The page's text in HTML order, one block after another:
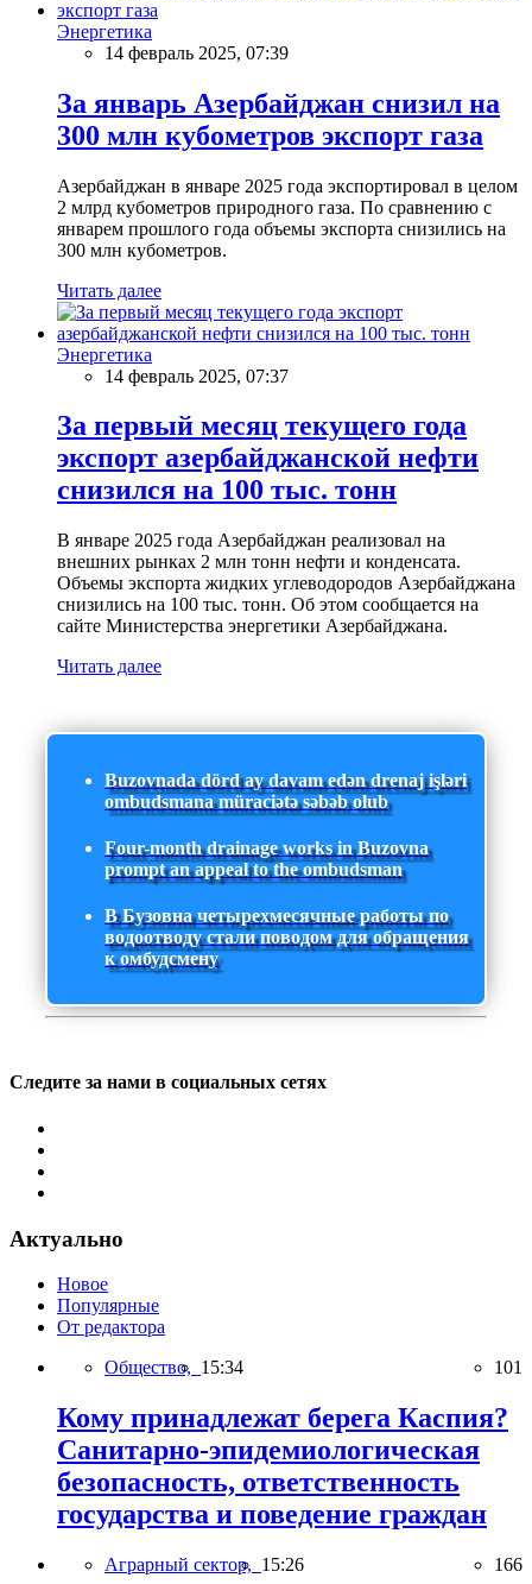
Энергетика
14 февраль 2025, 07:39
За январь Азербайджан снизил на
300 млн кубометров экспорт газа
Азербайджан в январе 2025 года экспортировал в целом
2 млрд кубометров природного газа. По сравнению с
январем прошлого года объемы экспорта снизились на
300 млн кубометров.
Читать далее
Энергетика
14 февраль 2025, 07:37
За первый месяц текущего года
экспорт азербайджанской нефти
снизился на 100 тыс. тонн
В январе 2025 года Азербайджан реализовал на
внешних рынках 2 млн тонн нефти и конденсата.
Объемы экспорта жидких углеводородов Азербайджана
снизились на 100 тыс. тонн. Об этом сообщается на
сайте Министерства энергетики Азербайджана.
Читать далее
Buzovnada dörd ay davam edən drenaj işləri
ombudsmana müraciətə səbəb olub
Four-month drainage works in Buzovna
prompt an appeal to the ombudsman
В Бузовна четырехмесячные работы по
водоотводу стали поводом для обращения
к омбудсмену
Следите за нами в социальных сетях
Актуально
Новое
Популярные
От редактора
Общество, 15:34 101
Кому принадлежат берега Каспия?
Санитарно-эпидемиологическая
безопасность, ответственность
государства и поведение граждан
Аграрный сектор, 15:26 166